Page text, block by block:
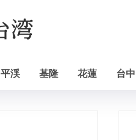
平渓 基隆 花蓮 台中